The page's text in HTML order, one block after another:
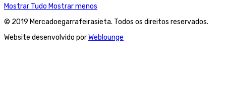
Mostrar Tudo Mostrar menos
© 2019 Mercadoegarrafeirasieta. Todos os direitos reservados.
Website desenvolvido porWeblounge